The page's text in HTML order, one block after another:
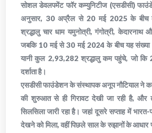
सोशल डेवलपमेंट फॉर कम्युनिटीज (एसडीसी)
अनुसार, 30 अप्रैल से 20 मई 2025 के
श्रद्धालु चार धाम यमुनोत्री, गंगोत्री, केदारनाथ
जबकि 10 मई से 30 मई 2024 के बीच यह
यानी कुल 2,93,282 श्रद्धालु कम पहुंचे, जो कि
दर्शाता है।
एसडीसी फाउंडेशन के संस्थापक अनूप नौटियाल ने
की शुरुआत से ही गिरावट देखी जा रही है, और
सिलसिला जारी रहा है। जहां दूसरे सप्ताह में
देखने को मिला, वहीं पिछले साल के रुझानों के आधार